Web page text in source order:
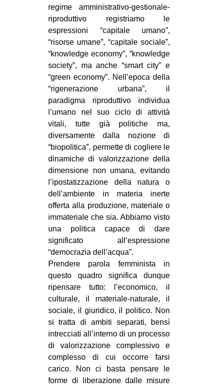
regime amministrativo-gestionale-
riproduttivo registriamo le
espressioni “capitale umano”,
“risorse umane”, “capitale sociale”,
“knowledge economy”, “knowledge
society”, ma anche “smart city” e
“green economy”. Nell’epoca della
“rigenerazione urbana”, il
paradigma riproduttivo individua
l’umano nel suo ciclo di attività
vitali, tutte già politiche ma,
diversamente dalla nozione di
“biopolitica”, permette di cogliere le
dinamiche di valorizzazione della
dimensione non umana, evitando
l’ipostatizzazione della natura o
dell’ambiente in materia inerte
offerta alla produzione, materiale o
immateriale che sia. Abbiamo visto
una politica capace di dare
significato all’espressione
“democrazia dell’acqua”.
Prendere parola femminista in
questo quadro significa dunque
ripensare tutto: l’economico, il
culturale, il materiale-naturale, il
sociale, il giuridico, il politico. Non
si tratta di ambiti separati, bensì
intrecciati all’interno di un processo
di valorizzazione complessivo e
complesso di cui occorre farsi
carico. Non ci basta pensare le
forme di liberazione dalle misure